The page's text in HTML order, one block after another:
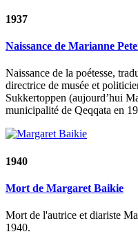
1937
Naissance de Marianne
Naissance de la poétesse,
directrice de musée et
Sukkertoppen (aujourd’hui
municipalité de Qeqqata en
1940
Mort de Margaret Baikie
Mort de l'autrice et diariste
1940.